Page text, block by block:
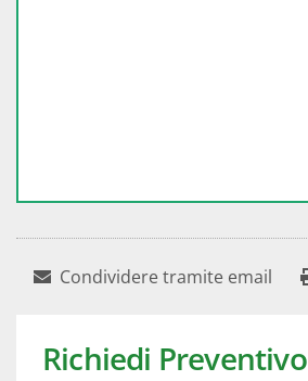
Condividere tramite email
Richiedi Preventivo